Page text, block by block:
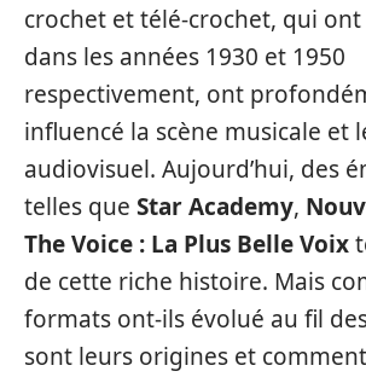
crochet et télé-crochet, qui
dans les années 1930 et 1950
respectivement, ont
influencé la scène musicale et
audiovisuel. Aujourd’hui, des
telles que Star Academy,
The Voice : La Plus Belle Voix
de cette riche histoire. Mais
formats ont-ils évolué au fil
sont leurs origines et